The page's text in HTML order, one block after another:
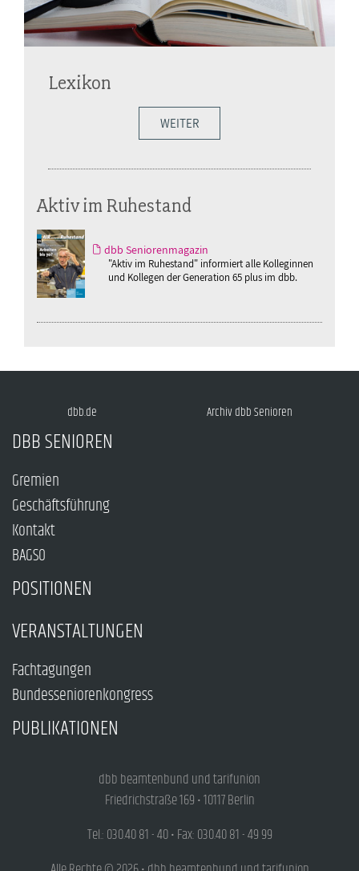
Lexikon
WEITER
Aktiv im Ruhestand
dbb Seniorenmagazin
"Aktiv im Ruhestand" informiert alle Kolleginnen
und Kollegen der Generation 65 plus im dbb.
dbb.de Archiv dbb Senioren
DBB SENIOREN
Gremien
Geschäftsführung
Kontakt
BAGSO
POSITIONEN
VERANSTALTUNGEN
Fachtagungen
Bundesseniorenkongress
PUBLIKATIONEN
dbb beamtenbund und tarifunion
Friedrichstraße 169 • 10117 Berlin
Tel.: 030.40 81 - 40 • Fax: 030.40 81 - 49 99